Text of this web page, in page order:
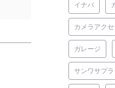
イナバ
カメラアク
ガレージ
サンワサプラ